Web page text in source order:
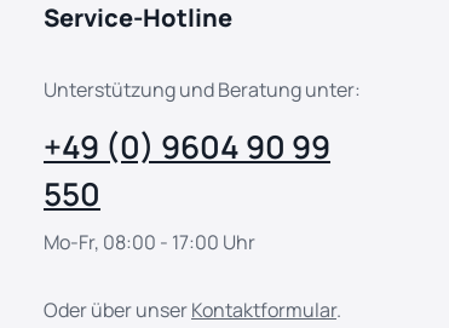
Service-Hotline
Unterstützung und Beratung unter:
+49 (0) 9604 90 99
550
Mo-Fr, 08:00 - 17:00 Uhr
Oder über unserKontaktformular.